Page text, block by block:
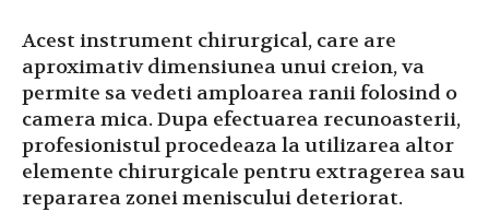
Acest instrument chirurgical, care are
aproximativ dimensiunea unui creion, va
permite sa vedeti amploarea ranii folosind o
camera mica. Dupa efectuarea recunoasterii,
profesionistul procedeaza la utilizarea altor
elemente chirurgicale pentru extragerea sau
repararea zonei meniscului deteriorat.